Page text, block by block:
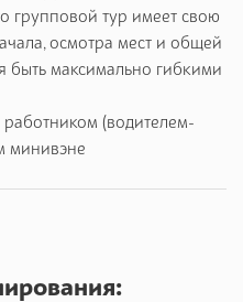
групповой тур имеет свою
осмотра мест и общей
максимально гибкими
(водителем-
минивэне